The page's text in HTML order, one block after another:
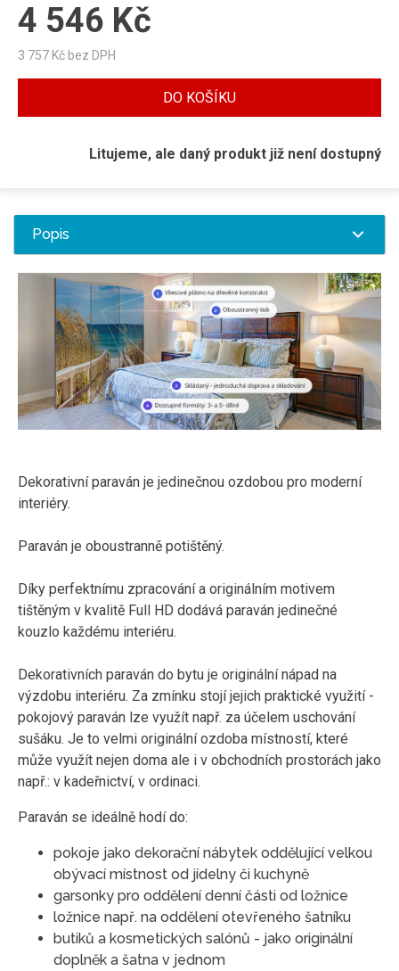
4 546 Kč
3 757 Kč bez DPH
DO KOŠÍKU
Litujeme, ale daný produkt již není dostupný
Popis
Dekorativní paraván je jedinečnou ozdobou pro moderní
interiéry.
Paraván je oboustranně potištěný.
Díky perfektnímu zpracování a originálním motivem
tištěným v kvalitě Full HD dodává paraván jedinečné
kouzlo každému interiéru.
Dekorativních paraván do bytu je originální nápad na
výzdobu interiéru. Za zmínku stojí jejich praktické využití -
pokojový paraván lze využít např. za účelem uschování
sušáku. Je to velmi originální ozdoba místností, které
může využít nejen doma ale i v obchodních prostorách jako
např.: v kadeřnictví, v ordinaci.
Paraván se ideálně hodí do:
pokoje jako dekorační nábytek oddělující velkou
obývací místnost od jídelny či kuchyně
garsonky pro oddělení denní části od ložnice
ložnice např. na oddělení otevřeného šatníku
butiků a kosmetických salónů - jako originální
doplněk a šatna v jednom